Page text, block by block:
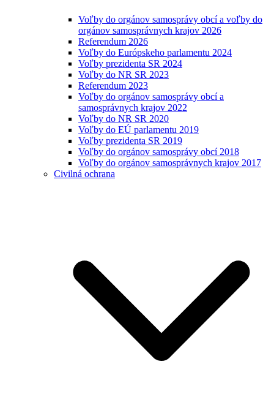
Voľby do orgánov samosprávy obcí a voľby do
orgánov samosprávnych krajov 2026
Referendum 2026
Voľby do Európskeho parlamentu 2024
Voľby prezidenta SR 2024
Voľby do NR SR 2023
Referendum 2023
Voľby do orgánov samosprávy obcí a
samosprávnych krajov 2022
Voľby do NR SR 2020
Voľby do EÚ parlamentu 2019
Voľby prezidenta SR 2019
Voľby do orgánov samosprávy obcí 2018
Voľby do orgánov samosprávnych krajov 2017
Civilná ochrana